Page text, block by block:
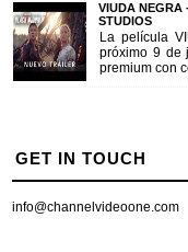
VIUDA NEGRA
STUDIOS
La película
próximo 9 de
premium con
GET IN TOUCH
info@channelvideoone.com